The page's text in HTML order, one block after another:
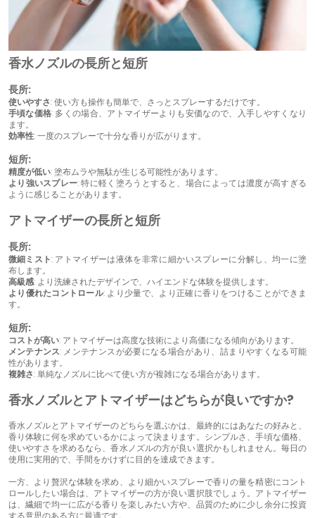
香水ノズルの長所と短所
長所:
使いやすさ: 使い方も操作も簡単で、さっとスプレーするだけです。
手頃な価格: 多くの場合、アトマイザーよりも安価なので、入手しやすくなり
ます。
効率性: 一度のスプレーで十分な香りが広がります。
短所:
精度が低い: 塗布ムラや無駄が生じる可能性があります。
より強いスプレー: 特に軽く塗ろうとすると、場合によっては濃度が高すぎる
ように感じることがあります。
アトマイザーの長所と短所
長所:
微細ミスト: アトマイザーは液体を非常に細かいスプレーに分解し、均一に塗
布します。
高級感: より洗練されたデザインで、ハイエンドな体験を提供します。
より優れたコントロール: より少量で、より正確に香りをつけることができま
す。
短所:
コストが高い: アトマイザーは高度な技術により高価になる傾向があります。
メンテナンス: メンテナンスが必要になる場合があり、詰まりやすくなる可能
性があります。
複雑さ: 単純なノズルに比べて使い方が複雑になる場合があります。
香水ノズルとアトマイザーはどちらが良いですか?
香水ノズルとアトマイザーのどちらを選ぶかは、最終的にはあなたの好みと、
香り体験に何を求めているかによって決まります。シンプルさ、手頃な価格、
使いやすさを求めるなら、香水ノズルの方が良い選択かもしれません。毎日の
使用に実用的で、手間をかけずに目的を達成できます。
一方、より贅沢な体験を求め、より細かいスプレーで香りの量を精密にコント
ロールしたい場合は、アトマイザーの方が良い選択肢でしょう。アトマイザー
は、繊細で均一に広がる香りを楽しみたい方や、品質のために少し余分に投資
する意思のある方に最適です。